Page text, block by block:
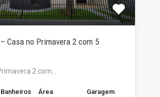
Casa no Primavera 2 com 5
2 com…
Banheiros Área Garagem